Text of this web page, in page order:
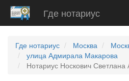
Где нотариус
Где нотариус Москва
улица Адмирала Макарова
Нотариус Носкович Светлана